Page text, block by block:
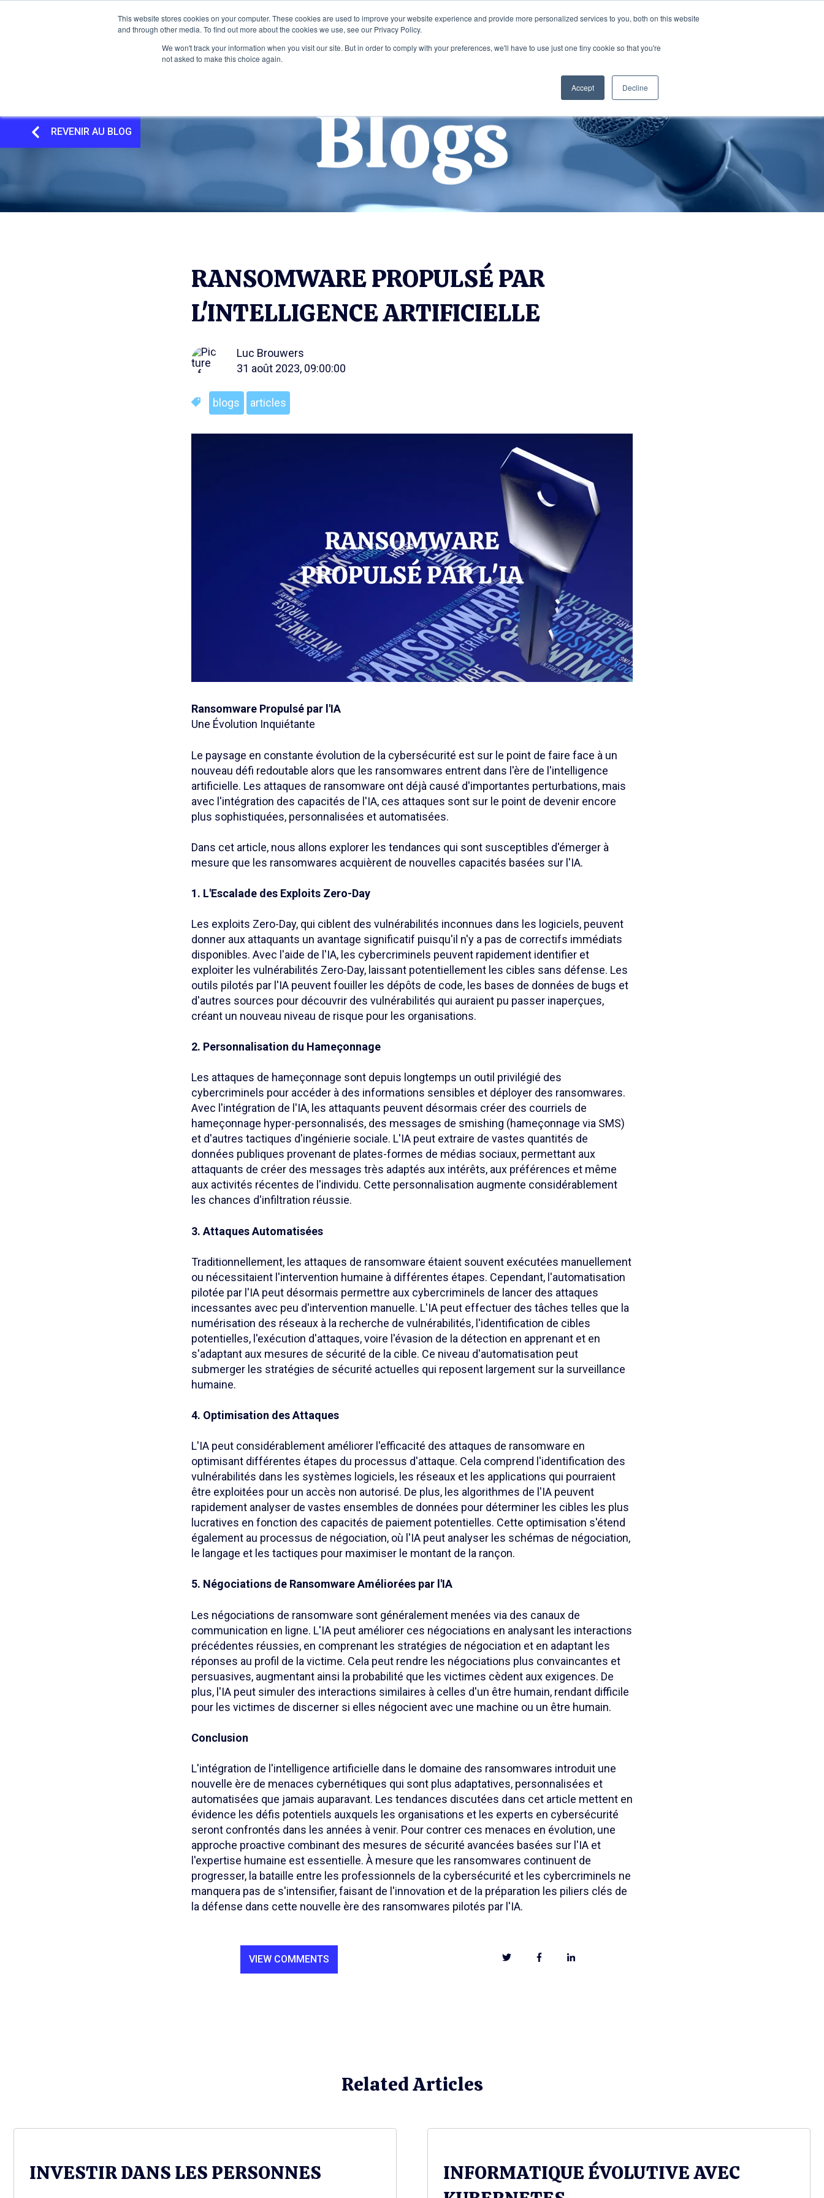
This website stores cookies on your computer. These cookies are used to improve your website experience and provide more personalized services to you, both on this website
and through other media. To find out more about the cookies we use, see our Privacy Policy.
We won't track your information when you visit our site. But in order to comply with your preferences, we'll have to use just one tiny cookie so that you're
not asked to make this choice again.
Accept Decline
Home Services Entreprise Publications Contactez-Nous
REVENIR AU BLOG
RANSOMWARE PROPULSÉ PAR
L'INTELLIGENCE ARTIFICIELLE
Luc Brouwers
31 août 2023, 09:00:00
blogs articles
Ransomware Propulsé par l'IA
Une Évolution Inquiétante
Le paysage en constante évolution de la cybersécurité est sur le point de faire face à un
nouveau défi redoutable alors que les ransomwares entrent dans l'ère de l'intelligence
artificielle. Les attaques de ransomware ont déjà causé d'importantes perturbations, mais
avec l'intégration des capacités de l'IA, ces attaques sont sur le point de devenir encore
plus sophistiquées, personnalisées et automatisées.
Dans cet article, nous allons explorer les tendances qui sont susceptibles d'émerger à
mesure que les ransomwares acquièrent de nouvelles capacités basées sur l'IA.
1. L'Escalade des Exploits Zero-Day
Les exploits Zero-Day, qui ciblent des vulnérabilités inconnues dans les logiciels, peuvent
donner aux attaquants un avantage significatif puisqu'il n'y a pas de correctifs immédiats
disponibles. Avec l'aide de l'IA, les cybercriminels peuvent rapidement identifier et
exploiter les vulnérabilités Zero-Day, laissant potentiellement les cibles sans défense. Les
outils pilotés par l'IA peuvent fouiller les dépôts de code, les bases de données de bugs et
d'autres sources pour découvrir des vulnérabilités qui auraient pu passer inaperçues,
créant un nouveau niveau de risque pour les organisations.
2. Personnalisation du Hameçonnage
Les attaques de hameçonnage sont depuis longtemps un outil privilégié des
cybercriminels pour accéder à des informations sensibles et déployer des ransomwares.
Avec l'intégration de l'IA, les attaquants peuvent désormais créer des courriels de
hameçonnage hyper-personnalisés, des messages de smishing (hameçonnage via SMS)
et d'autres tactiques d'ingénierie sociale. L'IA peut extraire de vastes quantités de
données publiques provenant de plates-formes de médias sociaux, permettant aux
attaquants de créer des messages très adaptés aux intérêts, aux préférences et même
aux activités récentes de l'individu. Cette personnalisation augmente considérablement
les chances d'infiltration réussie.
3. Attaques Automatisées
Traditionnellement, les attaques de ransomware étaient souvent exécutées manuellement
ou nécessitaient l'intervention humaine à différentes étapes. Cependant, l'automatisation
pilotée par l'IA peut désormais permettre aux cybercriminels de lancer des attaques
incessantes avec peu d'intervention manuelle. L'IA peut effectuer des tâches telles que la
numérisation des réseaux à la recherche de vulnérabilités, l'identification de cibles
potentielles, l'exécution d'attaques, voire l'évasion de la détection en apprenant et en
s'adaptant aux mesures de sécurité de la cible. Ce niveau d'automatisation peut
submerger les stratégies de sécurité actuelles qui reposent largement sur la surveillance
humaine.
4. Optimisation des Attaques
L'IA peut considérablement améliorer l'efficacité des attaques de ransomware en
optimisant différentes étapes du processus d'attaque. Cela comprend l'identification des
vulnérabilités dans les systèmes logiciels, les réseaux et les applications qui pourraient
être exploitées pour un accès non autorisé. De plus, les algorithmes de l'IA peuvent
rapidement analyser de vastes ensembles de données pour déterminer les cibles les plus
lucratives en fonction des capacités de paiement potentielles. Cette optimisation s'étend
également au processus de négociation, où l'IA peut analyser les schémas de négociation,
le langage et les tactiques pour maximiser le montant de la rançon.
5. Négociations de Ransomware Améliorées par l'IA
Les négociations de ransomware sont généralement menées via des canaux de
communication en ligne. L'IA peut améliorer ces négociations en analysant les interactions
précédentes réussies, en comprenant les stratégies de négociation et en adaptant les
réponses au profil de la victime. Cela peut rendre les négociations plus convaincantes et
persuasives, augmentant ainsi la probabilité que les victimes cèdent aux exigences. De
plus, l'IA peut simuler des interactions similaires à celles d'un être humain, rendant difficile
pour les victimes de discerner si elles négocient avec une machine ou un être humain.
Conclusion
L'intégration de l'intelligence artificielle dans le domaine des ransomwares introduit une
nouvelle ère de menaces cybernétiques qui sont plus adaptatives, personnalisées et
automatisées que jamais auparavant. Les tendances discutées dans cet article mettent en
évidence les défis potentiels auxquels les organisations et les experts en cybersécurité
seront confrontés dans les années à venir. Pour contrer ces menaces en évolution, une
approche proactive combinant des mesures de sécurité avancées basées sur l'IA et
l'expertise humaine est essentielle. À mesure que les ransomwares continuent de
progresser, la bataille entre les professionnels de la cybersécurité et les cybercriminels ne
manquera pas de s'intensifier, faisant de l'innovation et de la préparation les piliers clés de
la défense dans cette nouvelle ère des ransomwares pilotés par l'IA.
VIEW COMMENTS
Related Articles
INVESTIR DANS LES PERSONNES
INFORMATIQUE ÉVOLUTIVE AVEC